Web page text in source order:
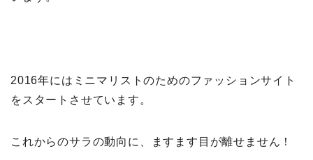
2016年にはミニマリストのためのファッションサイト
をスタートさせています。
これからのサラの動向に、ますます目が離せません！